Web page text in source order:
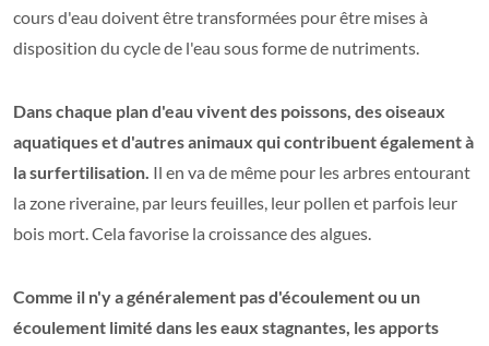
cours d'eau doivent être transformées pour être mises à
disposition du cycle de l'eau sous forme de nutriments.
Dans chaque plan d'eau vivent des poissons, des oiseaux
aquatiques et d'autres animaux qui contribuent également à
la surfertilisation. Il en va de même pour les arbres entourant
la zone riveraine, par leurs feuilles, leur pollen et parfois leur
bois mort. Cela favorise la croissance des algues.
Comme il n'y a généralement pas d'écoulement ou un
écoulement limité dans les eaux stagnantes, les apports